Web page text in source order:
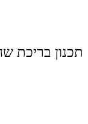
תכנון בריכת